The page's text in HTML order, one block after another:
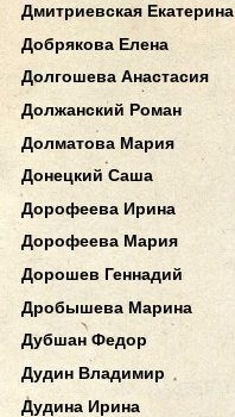
Дмитриевская Екатерина
Добрякова Елена
Долгошева Анастасия
Должанский Роман
Долматова Мария
Донецкий Саша
Дорофеева Ирина
Дорофеева Мария
Дорошев Геннадий
Дробышева Марина
Дубшан Федор
Дудин Владимир
Дудина Ирина